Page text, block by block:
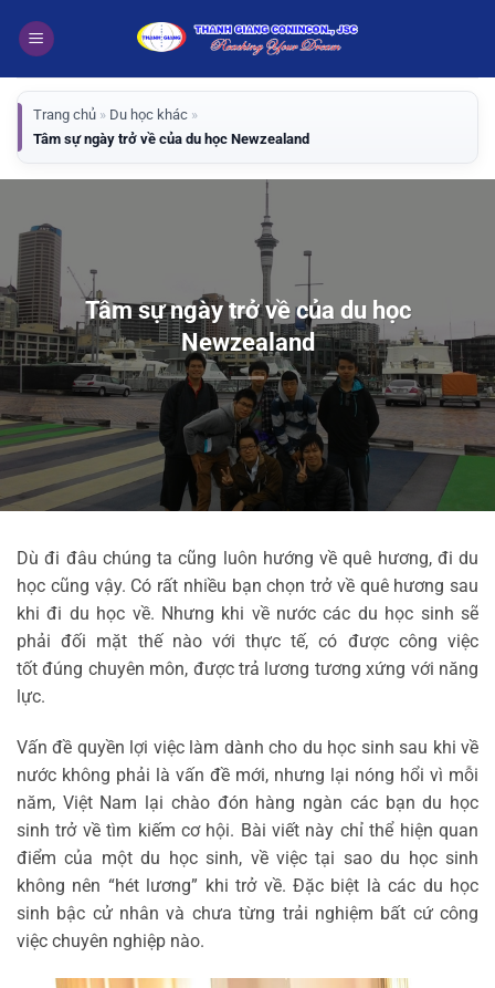
qua
dung
Trang chủ » Du học khác »
Tâm sự ngày trở về của du học Newzealand
Tâm sự ngày trở về của du học
Newzealand
Dù đi đâu chúng ta cũng luôn hướng về quê hương, đi du
học cũng vậy. Có rất nhiều bạn chọn trở về quê hương sau
khi đi du học về. Nhưng khi về nước các du học sinh sẽ
phải đối mặt thế nào với thực tế, có được công việc
tốt đúng chuyên môn, được trả lương tương xứng với năng
lực.
Vấn đề quyền lợi việc làm dành cho du học sinh sau khi về
nước không phải là vấn đề mới, nhưng lại nóng hổi vì mỗi
năm, Việt Nam lại chào đón hàng ngàn các bạn du học
sinh trở về tìm kiếm cơ hội. Bài viết này chỉ thể hiện quan
điểm của một du học sinh, về việc tại sao du học sinh
không nên “hét lương” khi trở về. Đặc biệt là các du học
sinh bậc cử nhân và chưa từng trải nghiệm bất cứ công
việc chuyên nghiệp nào.